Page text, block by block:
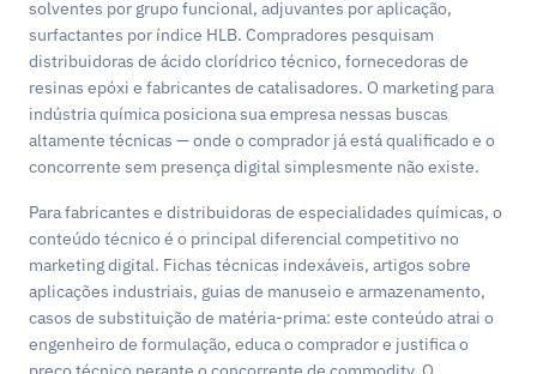
solventes por grupo funcional, adjuvantes por aplicação,
surfactantes por índice HLB. Compradores pesquisam
distribuidoras de ácido clorídrico técnico, fornecedoras de
resinas epóxi e fabricantes de catalisadores. O marketing para
indústria química posiciona sua empresa nessas buscas
altamente técnicas — onde o comprador já está qualificado e o
concorrente sem presença digital simplesmente não existe.
Para fabricantes e distribuidoras de especialidades químicas, o
conteúdo técnico é o principal diferencial competitivo no
marketing digital. Fichas técnicas indexáveis, artigos sobre
aplicações industriais, guias de manuseio e armazenamento,
casos de substituição de matéria-prima: este conteúdo atrai o
engenheiro de formulação, educa o comprador e justifica o